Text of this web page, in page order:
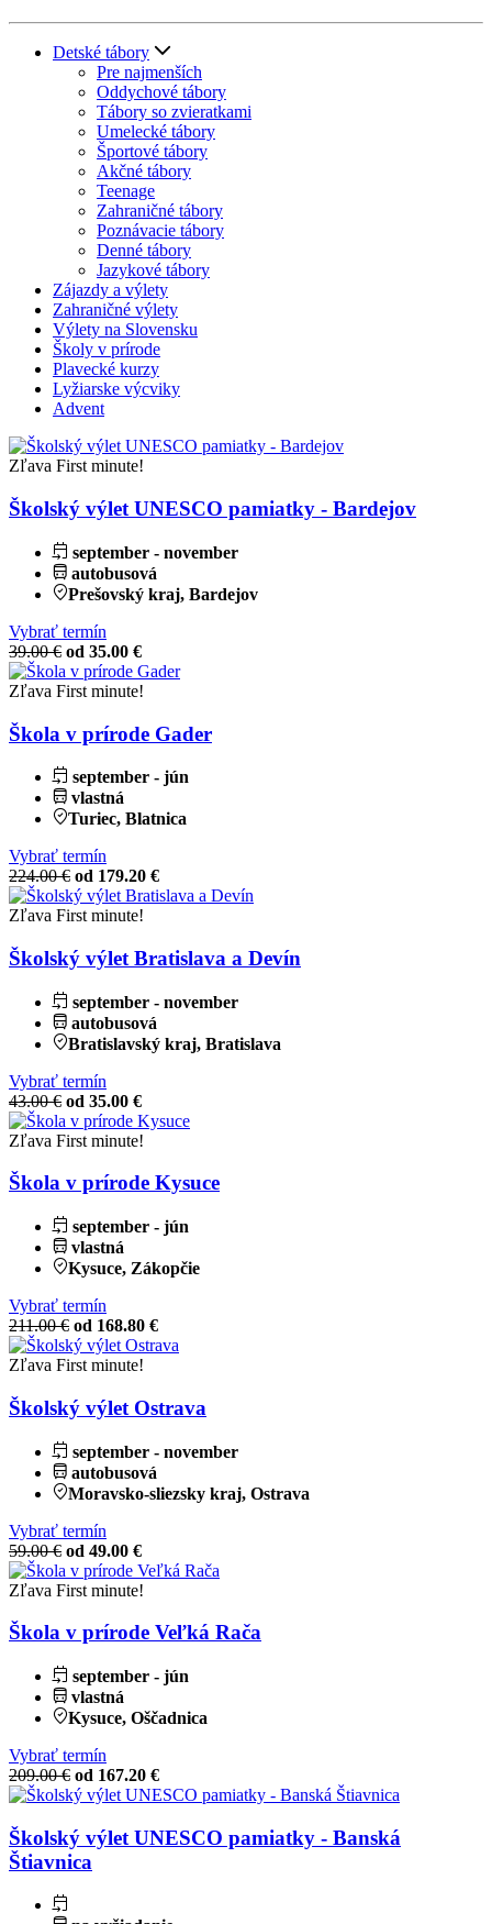
Detské tábory
Pre najmenších
Oddychové tábory
Tábory so zvieratkami
Umelecké tábory
Športové tábory
Akčné tábory
Teenage
Zahraničné tábory
Poznávacie tábory
Denné tábory
Jazykové tábory
Zájazdy a výlety
Zahraničné výlety
Výlety na Slovensku
Školy v prírode
Plavecké kurzy
Lyžiarske výcviky
Advent
Zľava First minute!
Školský výlet UNESCO pamiatky - Bardejov
september - november
autobusová
Prešovský kraj, Bardejov
Vybrať termín
39.00 € od 35.00 €
Zľava First minute!
Škola v prírode Gader
september - jún
vlastná
Turiec, Blatnica
Vybrať termín
224.00 € od 179.20 €
Zľava First minute!
Školský výlet Bratislava a Devín
september - november
autobusová
Bratislavský kraj, Bratislava
Vybrať termín
43.00 € od 35.00 €
Zľava First minute!
Škola v prírode Kysuce
september - jún
vlastná
Kysuce, Zákopčie
Vybrať termín
211.00 € od 168.80 €
Zľava First minute!
Školský výlet Ostrava
september - november
autobusová
Moravsko-sliezsky kraj, Ostrava
Vybrať termín
59.00 € od 49.00 €
Zľava First minute!
Škola v prírode Veľká Rača
september - jún
vlastná
Kysuce, Oščadnica
Vybrať termín
209.00 € od 167.20 €
Školský výlet UNESCO pamiatky - Banská
Štiavnica